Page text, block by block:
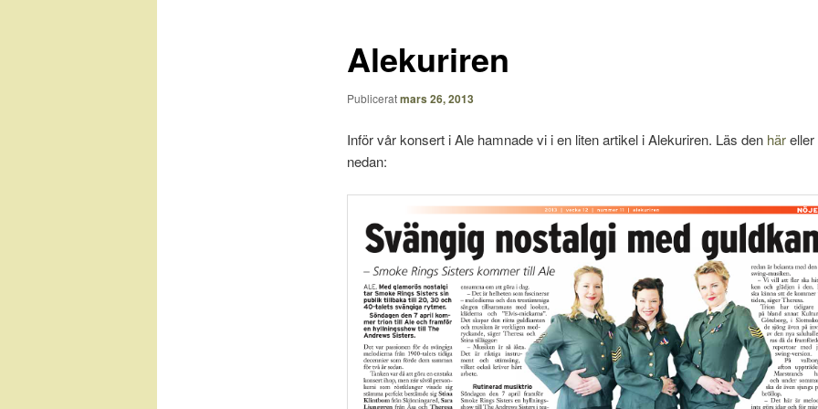
Alekuriren
Publiceratmars 26, 2013
Inför vår konsert i Ale hamnade vi i en liten artikel i Alekuriren. Läs den häreller
nedan: